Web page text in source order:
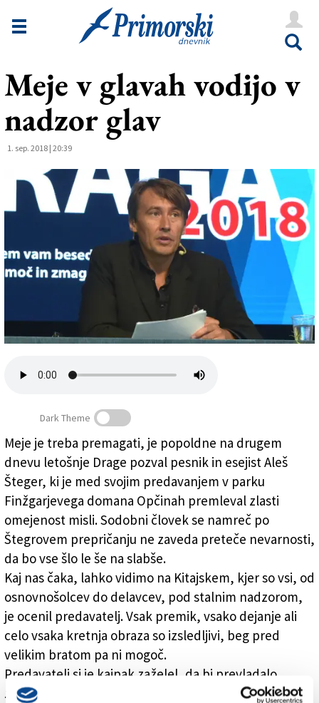
Novice
Goriška
Kultura
Vreme
Založnik
Meje v glavah vodijo v
nadzor glav
1. sep. 2018 | 20:39
Meje v glavah vodijo v nadzor glav
Dark Theme
Meje je treba premagati, je popoldne na drugem
dnevu letošnje Drage pozval pesnik in esejist Aleš
Šteger, ki je med svojim predavanjem v parku
Finžgarjevega domana Opčinah premleval zlasti
omejenost misli. Sodobni človek se namreč po
Štegrovem prepričanju ne zaveda preteče nevarnosti,
da bo vse šlo le še na slabše.
Kaj nas čaka, lahko vidimo na Kitajskem, kjer so vsi, od
osnovnošolcev do delavcev, pod stalnim nadzorom,
je ocenil predavatelj. Vsak premik, vsako dejanje ali
celo vsaka kretnja obraza so izsledljivi, beg pred
velikim bratom pa ni mogoč.
Predavatelj si je kajpak zaželel, da bi prevladalo
zavzemanje za upor. Šteger je pri tem naštel, kaj bi